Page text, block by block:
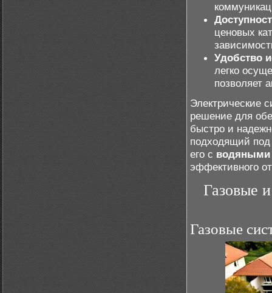
ценовых
Удобство
легко
позволяет
Электрические
решение для
быстро и
подходящий
его с водяными
эффективного
Газовые
Газовые